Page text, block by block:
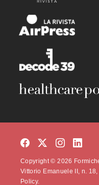
Copyright © 2026
Vittorio Emanuele II, n.
Policy.